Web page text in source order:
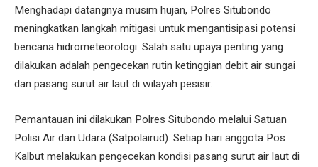
Menghadapi datangnya musim hujan, Polres Situbondo
meningkatkan langkah mitigasi untuk mengantisipasi potensi
bencana hidrometeorologi. Salah satu upaya penting yang
dilakukan adalah pengecekan rutin ketinggian debit air sungai
dan pasang surut air laut di wilayah pesisir.
Pemantauan ini dilakukan Polres Situbondo melalui Satuan
Polisi Air dan Udara (Satpolairud). Setiap hari anggota Pos
Kalbut melakukan pengecekan kondisi pasang surut air laut di